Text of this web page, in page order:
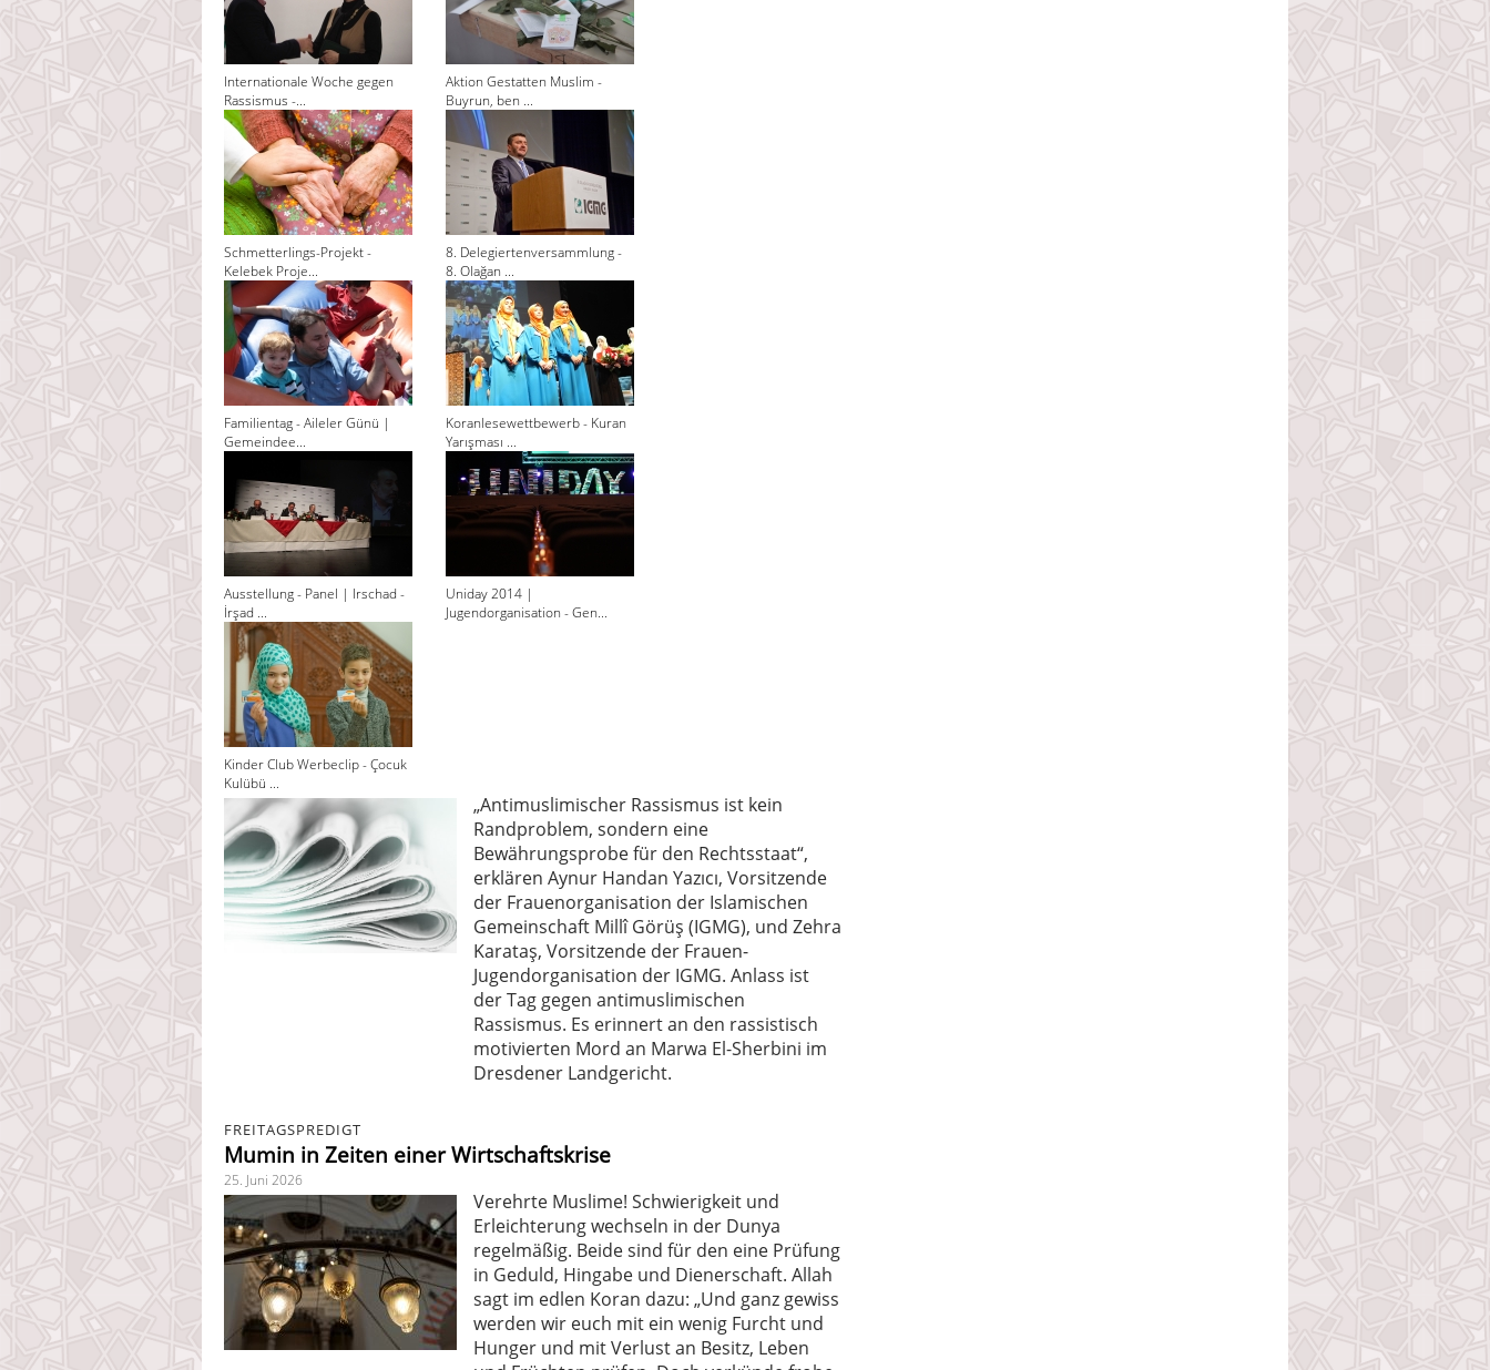
Internationale Woche gegen
Rassismus -...
Aktion Gestatten Muslim -
Buyrun, ben ...
Schmetterlings-Projekt -
Kelebek Proje...
8. Delegiertenversammlung -
8. Olağan ...
Familientag - Aileler Günü |
Gemeindee...
Koranlesewettbewerb - Kuran
Yarışması ...
Ausstellung - Panel | Irschad -
İrşad ...
Uniday 2014 |
Jugendorganisation - Gen...
Kinder Club Werbeclip - Çocuk
Kulübü ...
„Antimuslimischer Rassismus ist kein
Randproblem, sondern eine
Bewährungsprobe für den Rechtsstaat“,
erklären Aynur Handan Yazıcı, Vorsitzende
der Frauenorganisation der Islamischen
Gemeinschaft Millî Görüş (IGMG), und Zehra
Karataş, Vorsitzende der Frauen-
Jugendorganisation der IGMG. Anlass ist
der Tag gegen antimuslimischen
Rassismus. Es erinnert an den rassistisch
motivierten Mord an Marwa El-Sherbini im
Dresdener Landgericht.
FREITAGSPREDIGT
Mumin in Zeiten einer Wirtschaftskrise
25. Juni 2026
Verehrte Muslime! Schwierigkeit und
Erleichterung wechseln in der Dunya
regelmäßig. Beide sind für den eine Prüfung
in Geduld, Hingabe und Dienerschaft. Allah
sagt im edlen Koran dazu: „Und ganz gewiss
werden wir euch mit ein wenig Furcht und
Hunger und mit Verlust an Besitz, Leben